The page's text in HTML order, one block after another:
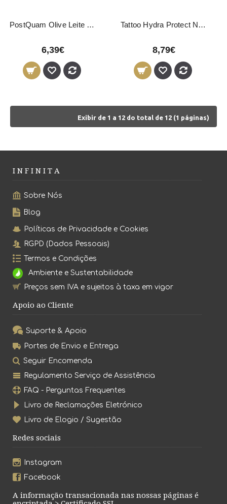
PostQuam Olive Leite Corporal Q10 250ml
6,39€
Tattoo Hydra Protect Nirvel 200ml
8,79€
Exibir de 1 a 12 do total de 12 (1 páginas)
I N F I N I T A
Sobre Nós
Blog
Políticas de Privacidade e Cookies
RGPD (Dados Pessoais)
Termos e Condições
Ambiente e Sustentabilidade
Preços sem IVA e sujeitos à taxa em vigor
Apoio ao Cliente
Suporte & Apoio
Portes de Envio e Entrega
Seguir Encomenda
Regulamento Serviço de Assistência
FAQ - Perguntas Frequentes
Livro de Reclamações Eletrónico
Livro de Elogio / Sugestão
Redes sociais
Instagram
Facebook
A informação transacionada nas nossas páginas é